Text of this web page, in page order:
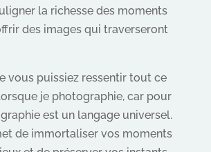
la richesse des moments
des images qui traverseront
vous puissiez ressentir tout ce
je photographie, car pour
est un langage universel.
de immortaliser vos moments